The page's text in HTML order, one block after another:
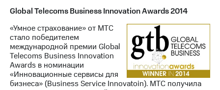
Global Telecoms Business Innovation Awards 2014
«Умное страхование» от МТС
стало победителем
международной премии Global
Telecoms Business Innovation
Awards в номинации
«Инновационные сервисы для
бизнеса» (Business Service Innovatoin). МТС получила